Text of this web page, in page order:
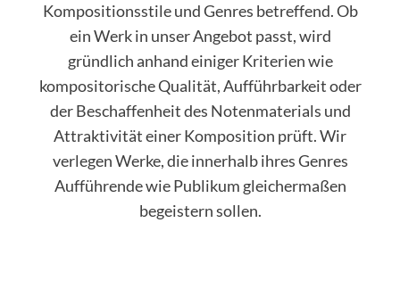
Kompositionsstile und Genres betreffend. Ob
ein Werk in unser Angebot passt, wird
gründlich anhand einiger Kriterien wie
kompositorische Qualität, Aufführbarkeit oder
der Beschaffenheit des Notenmaterials und
Attraktivität einer Komposition prüft. Wir
verlegen Werke, die innerhalb ihres Genres
Aufführende wie Publikum gleichermaßen
begeistern sollen.